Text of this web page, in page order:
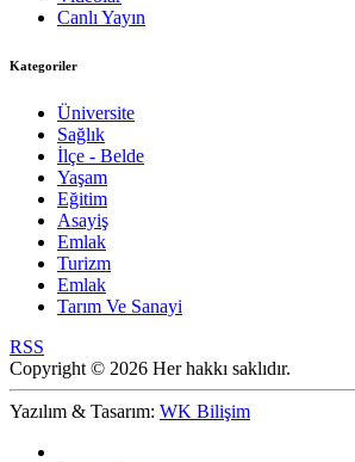
Canlı Yayın
Kategoriler
Üniversite
Sağlık
İlçe - Belde
Yaşam
Eğitim
Asayiş
Emlak
Turizm
Emlak
Tarım Ve Sanayi
RSS
Copyright © 2026 Her hakkı saklıdır.
Yazılım & Tasarım: WK Bilişim